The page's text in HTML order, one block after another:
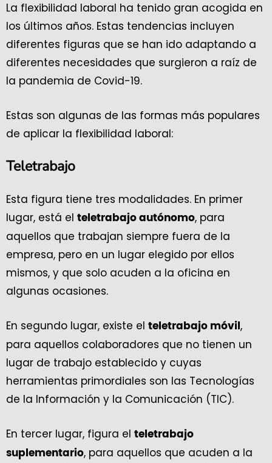
La flexibilidad laboral ha tenido gran acogida en
los últimos años. Estas tendencias incluyen
diferentes figuras que se han ido adaptando a
diferentes necesidades que surgieron a raíz de
la pandemia de Covid-19.
Estas son algunas de las formas más populares
de aplicar la flexibilidad laboral:
Teletrabajo
Esta figura tiene tres modalidades. En primer
lugar, está el teletrabajo autónomo, para
aquellos que trabajan siempre fuera de la
empresa, pero en un lugar elegido por ellos
mismos, y que solo acuden a la oficina en
algunas ocasiones.
En segundo lugar, existe el teletrabajo móvil ,
para aquellos colaboradores que no tienen un
lugar de trabajo establecido y cuyas
herramientas primordiales son las Tecnologías
de la Información y la Comunicación (TIC).
En tercer lugar, figura el teletrabajo
suplementario, para aquellos que acuden a la